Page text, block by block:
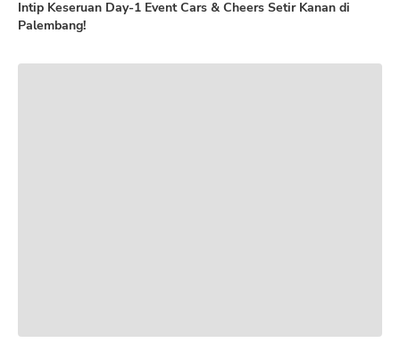
Intip Keseruan Day-1 Event Cars & Cheers Setir Kanan di
Palembang!